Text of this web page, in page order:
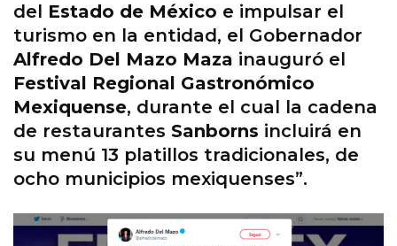
del Estado de México e impulsar el
turismo en la entidad, el Gobernador
Alfredo Del Mazo Maza inauguró el
Festival Regional Gastronómico
Mexiquense, durante el cual la cadena
de restaurantes Sanborns incluirá en
su menú 13 platillos tradicionales, de
ocho municipios mexiquenses”.